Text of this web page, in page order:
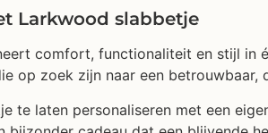
Larkwood slabbetje
comfort, functionaliteit en stijl in
op zoek zijn naar een betrouwbaar,
te laten personaliseren met een